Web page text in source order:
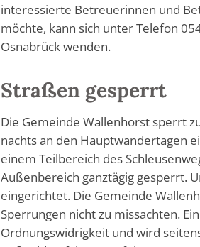
interessierte Betreuerinnen und
möchte, kann sich unter Telefon
Osnabrück wenden.
Straßen gesperrt
Die Gemeinde Wallenhorst sperrt
nachts an den Hauptwandertagen
einem Teilbereich des
Außenbereich ganztägig gesperrt.
eingerichtet. Die Gemeinde
Sperrungen nicht zu missachten.
Ordnungswidrigkeit und wird